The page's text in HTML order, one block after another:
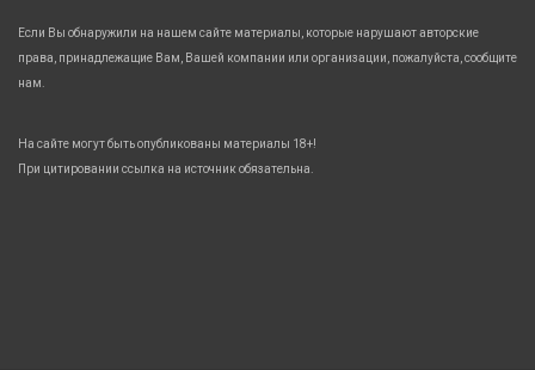
Если Вы обнаружили на нашем сайте материалы, которые нарушают авторские
права, принадлежащие Вам, Вашей компании или организации, пожалуйста, сообщите
нам.
На сайте могут быть опубликованы материалы 18+!
При цитировании ссылка на источник обязательна.